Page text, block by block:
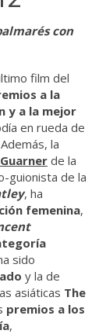
con
film del
a la
y a la mejor
en rueda de
la
de la
guionista de la
, ha
femenina,
sido
y la de
asiáticas The
premios a los
,